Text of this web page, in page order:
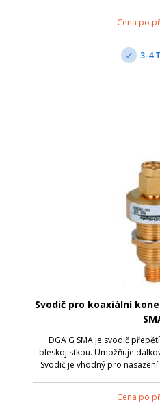
Cena po
3-4
Svodič pro koaxiální
DGA G SMA je svodič
bleskojistkou. Umožňuje
Svodič je vhodný pro
Cena po